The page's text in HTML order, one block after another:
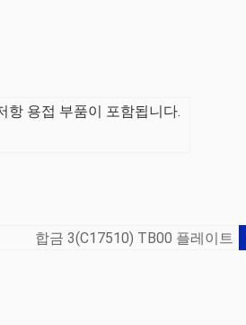
항 용접 부품이 포함됩니다.
합금 3(C17510) TB00 플레이트